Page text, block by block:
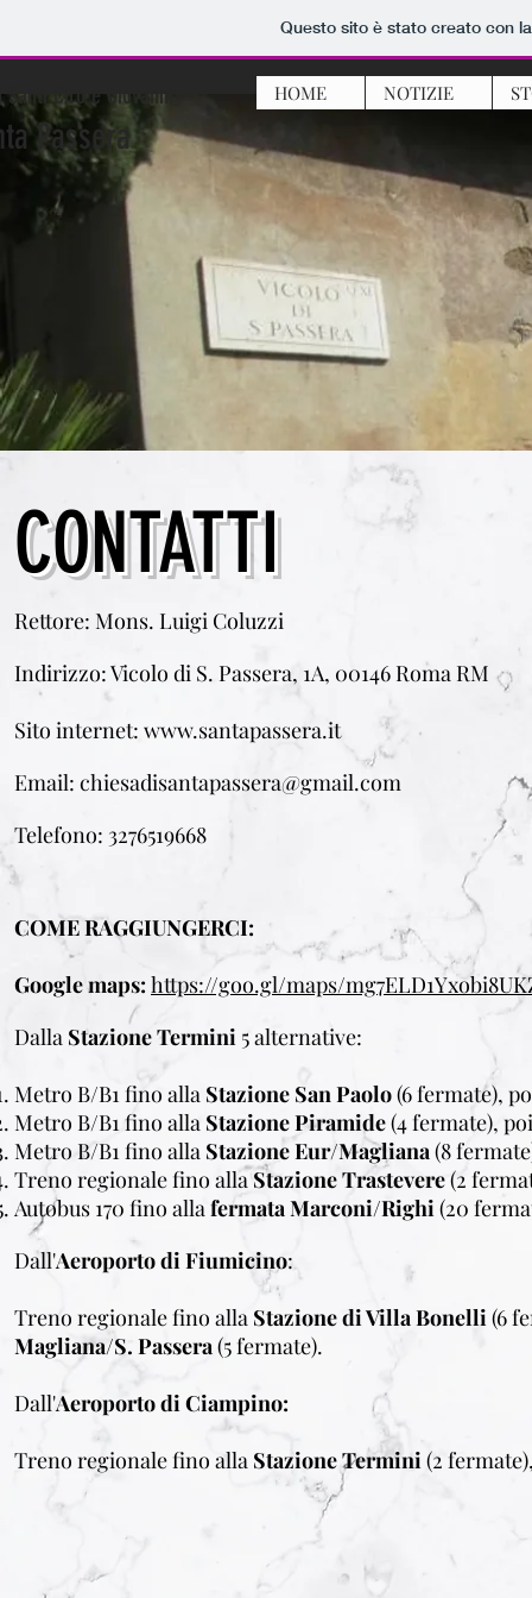
Questo sito è stato creato con
Ciro e Giovanni
Passera
HOME NOTIZIE
CONTATTI
Rettore: Mons. Luigi Coluzzi
Indirizzo: Vicolo di S. Passera, 1A, 00146 Roma RM
Sito internet: www.santapassera.it
Email: chiesadisantapassera@gmail.com
Telefono: 3276519668
COME RAGGIUNGERCI:
Google maps: https://goo.gl/maps/
Dalla Stazione Termini 5 alternative:
Metro B/B1 fino alla Stazione San Paolo(6 fermate),
Metro B/B1 fino alla Stazione Piramide(4 fermate),
Metro B/B1 fino alla Stazione Eur/Magliana(8
Treno regionale fino allaStazione Trastevere(2
Autobus 170 fino allafermata Marconi/Righi(20
Dall'Aeroporto di Fiumicino:
Treno regionale fino alla Stazione di Villa Bonelli(6
Magliana/S. Passera(5 fermate).
Dall'Aeroporto di Ciampino:
Treno regionale fino alla Stazione Termini(2